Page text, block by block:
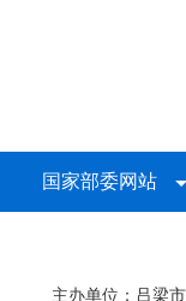
国家部委网站
主办单位：吕梁